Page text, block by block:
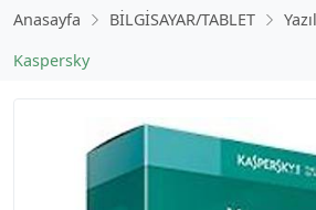
Anasayfa BİLGİSAYAR/TABLET
Kaspersky